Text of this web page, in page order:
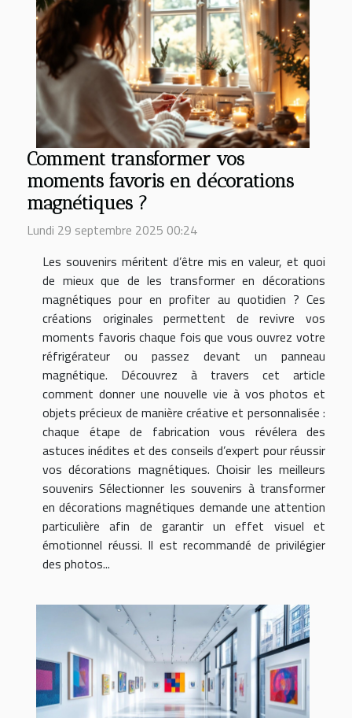
Comment transformer vos
moments favoris en décorations
magnétiques ?
Lundi 29 septembre 2025 00:24
Les souvenirs méritent d’être mis en valeur, et quoi
de mieux que de les transformer en décorations
magnétiques pour en profiter au quotidien ? Ces
créations originales permettent de revivre vos
moments favoris chaque fois que vous ouvrez votre
réfrigérateur ou passez devant un panneau
magnétique. Découvrez à travers cet article
comment donner une nouvelle vie à vos photos et
objets précieux de manière créative et personnalisée :
chaque étape de fabrication vous révélera des
astuces inédites et des conseils d’expert pour réussir
vos décorations magnétiques. Choisir les meilleurs
souvenirs Sélectionner les souvenirs à transformer
en décorations magnétiques demande une attention
particulière afin de garantir un effet visuel et
émotionnel réussi. Il est recommandé de privilégier
des photos...